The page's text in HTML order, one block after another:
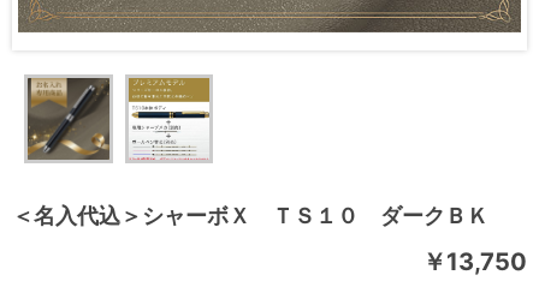
＜名入代込＞シャーボＸ ＴＳ１０ ダークＢＫ
￥13,750